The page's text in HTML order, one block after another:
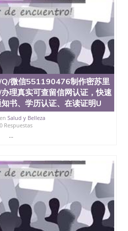
确认； 5、电子图确认好转成
好拍照或者视频确认再付余
国内顺丰，国外DHL）。 三、
1、教育部学历学位认证，
。 2、留学回国人员证明
真实存档可查。 3、留信网
档可查，终身受用。 四、办理
建筑学院、商学院、交流学
、教育学院、工程学院、健康
工程与科学学院、人文学院、
。学校的教育学院排名在全美
前十五名，且继续攀升中。纽
科、硕士及博士学位。学校的
、MBA、财务、教育、建筑工
、文学、音乐、生物学、统计
程、航天工程、土木工程、数
科学、心理学、戏剧、市场营
科学、物理学、人工智能、商
供相关材料，确定客户办理
2、补充毕业证成绩单等相关
账号，付定金； 4、预约递
客户本人一起去留服递交材
Q/微信551190476制作密苏里
理真实可查留信网认证，快速
书、学历认证、在读证明U
Salud y Belleza
0 Respuestas
...